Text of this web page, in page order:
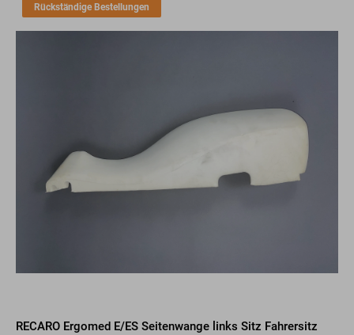
Rückständige Bestellungen
RECARO Ergomed E/ES Seitenwange links Sitz Fahrersitz